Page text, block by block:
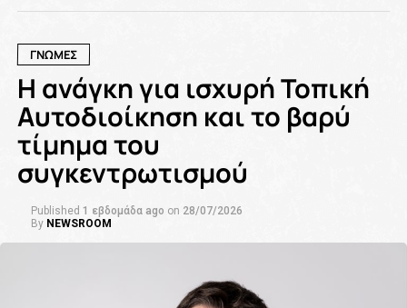
ΓΝΩΜΕΣ
Η ανάγκη για ισχυρή Τοπική
Αυτοδιοίκηση και το βαρύ
τίμημα του
συγκεντρωτισμού
Published 1 εβδομάδα ago on 28/07/2026
By NEWSROOM